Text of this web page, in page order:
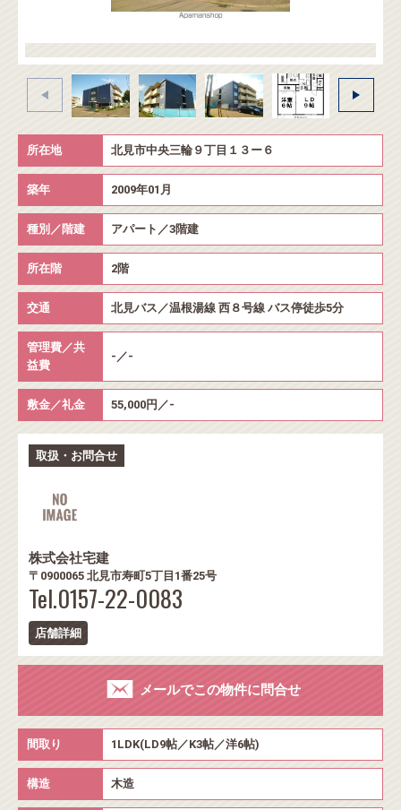
所在地 北見市中央三輪９丁目１３ー６
築年 2009年01月
種別／階建 アパート／3階建
所在階 2階
交通 北見バス／温根湯線 西８号線 バス停徒歩5分
管理費／共
益費
-／-
敷金／礼金 55,000円／-
取扱・お問合せ
株式会社宅建
〒0900065 北見市寿町5丁目1番25号
Tel.0157-22-0083
店舗詳細
メールでこの物件に問合せ
間取り 1LDK(LD9帖／K3帖／洋6帖)
構造 木造